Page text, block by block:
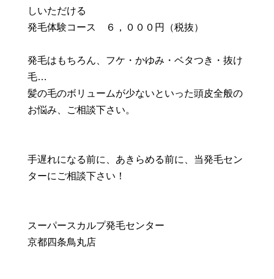
しいただける
発毛体験コース ６，０００円（税抜）
発毛はもちろん、フケ・かゆみ・ベタつき・抜け
毛…
髪の毛のボリュームが少ないといった頭皮全般の
お悩み、ご相談下さい。
手遅れになる前に、あきらめる前に、当発毛セン
ターにご相談下さい！
スーパースカルプ発毛センター
京都四条鳥丸店